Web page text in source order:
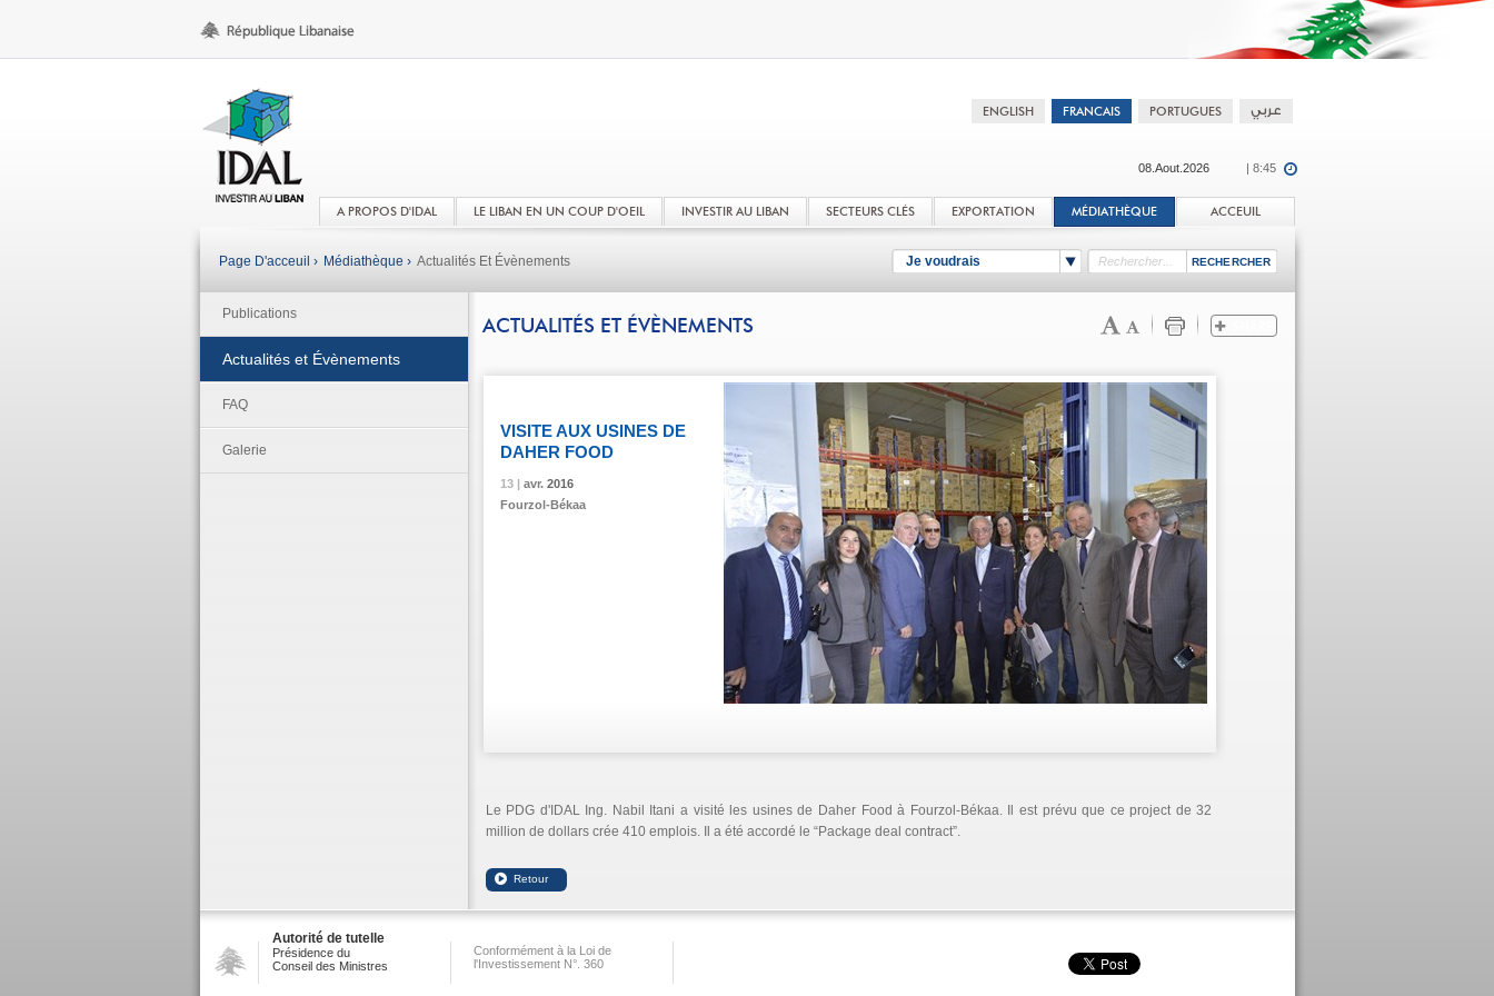
08.Aout.2026 | 8:45
A PROPOS D'IDAL LE LIBAN EN UN COUP D'OEIL INVESTIR AU LIBAN SECTEURS CLÉS EXPORTATION MÉDIATHÈQUE ACCEUIL
Je voudrais
Page D'acceuil › Médiathèque › Actualités Et Évènements
Publications
Actualités et Évènements
FAQ
Galerie
ACTUALITÉS ET ÉVÈNEMENTS
13 | avr.2016
VISITE AUX USINES DE
DAHER FOOD
13 | avr.2016
Fourzol-Békaa
13 | avr.2016
Le PDG d'IDAL Ing. Nabil Itani a visité les usines de Daher Food à Fourzol-Békaa. Il est prévu que ce project de 32
million de dollars crée 410 emplois. Il a été accordé le “Package deal contract”.
Autorité de tutelle
Présidence du
Conseil des Ministres
Conformément à la Loi de
l'Investissement N°. 360